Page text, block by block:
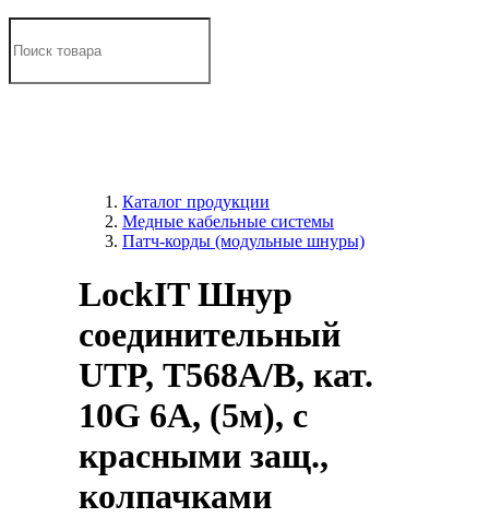
Каталог продукции
Медные кабельные системы
Патч-корды (модульные шнуры)
LockIT Шнур
соединительный
UTP, Т568А/B, кат.
10G 6A, (5м), с
красными защ.,
колпачками